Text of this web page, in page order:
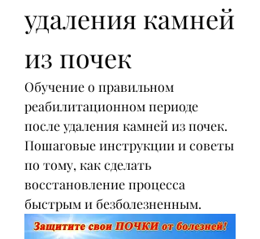
удаления камней
из почек
Обучение о правильном
реабилитационном периоде
после удаления камней из почек.
Пошаговые инструкции и советы
по тому, как сделать
восстановление процесса
быстрым и безболезненным.